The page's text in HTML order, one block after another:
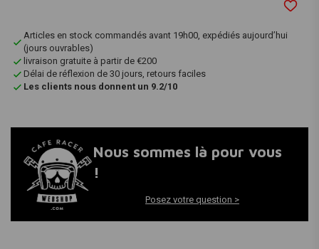
Articles en stock commandés avant 19h00, expédiés aujourd’hui
(jours ouvrables)
livraison gratuite à partir de €200
Délai de réflexion de 30 jours, retours faciles
Les clients nous donnent un 9.2/10
Nous sommes là pour vous
!
Posez votre question >